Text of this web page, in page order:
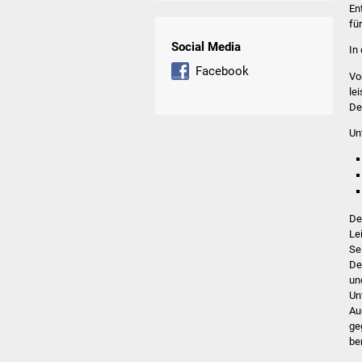
Social Media
Facebook
In